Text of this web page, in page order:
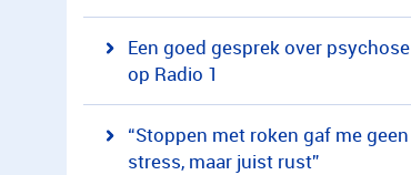
Een goed gesprek over psychose
op Radio 1
“Stoppen met roken gaf me geen
stress, maar juist rust”